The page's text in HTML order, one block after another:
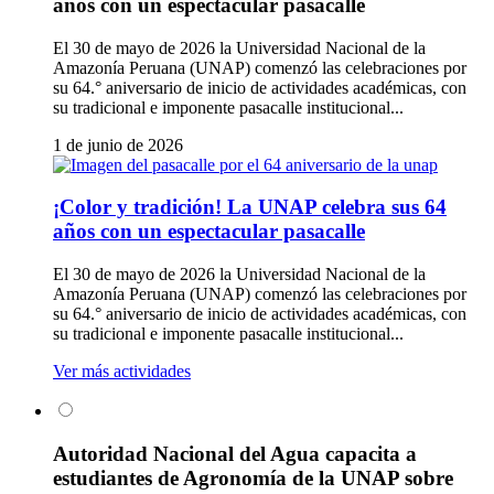
años con un espectacular pasacalle
El 30 de mayo de 2026 la Universidad Nacional de la
Amazonía Peruana (UNAP) comenzó las celebraciones por
su 64.° aniversario de inicio de actividades académicas, con
su tradicional e imponente pasacalle institucional...
1 de junio de 2026
¡Color y tradición! La UNAP celebra sus 64
años con un espectacular pasacalle
El 30 de mayo de 2026 la Universidad Nacional de la
Amazonía Peruana (UNAP) comenzó las celebraciones por
su 64.° aniversario de inicio de actividades académicas, con
su tradicional e imponente pasacalle institucional...
Ver más actividades
Autoridad Nacional del Agua capacita a
estudiantes de Agronomía de la UNAP sobre